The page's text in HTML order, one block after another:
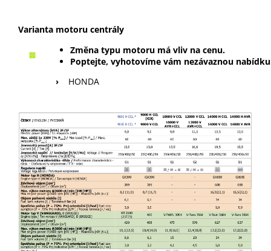
Varianta motoru centrály
Změna typu motoru má vliv na cenu.
Poptejte, vyhotovíme vám nezávaznou
›
HONDA